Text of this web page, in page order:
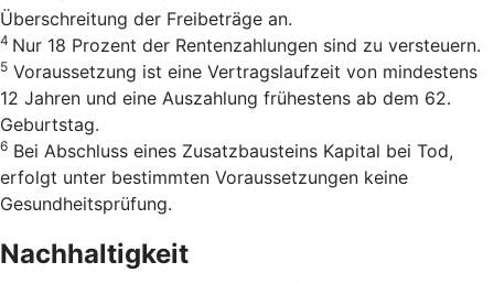
Überschreitung der Freibeträge an.
4 Nur 18 Pro­zent der Ren­ten­zah­lun­gen sind zu versteu­ern.
5 Voraussetzung ist eine Vertrags­laufzeit von mindestens
12 Jahren und eine Auszahlung frühestens ab dem 62.
Geburtstag.
6 Bei Abschluss eines Zusatzbausteins Kapital bei Tod,
erfolgt unter bestimmten Voraussetzungen keine
Gesundheitsprüfung.
Nachhaltigkeit